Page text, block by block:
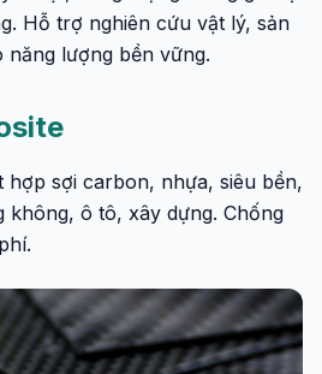
Hỗ trợ nghiên cứu vật lý, sản
năng lượng bền vững.
hợp sợi carbon, nhựa, siêu bền,
không, ô tô, xây dựng. Chống